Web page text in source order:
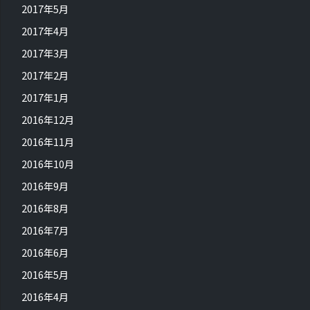
2017年5月
2017年4月
2017年3月
2017年2月
2017年1月
2016年12月
2016年11月
2016年10月
2016年9月
2016年8月
2016年7月
2016年6月
2016年5月
2016年4月